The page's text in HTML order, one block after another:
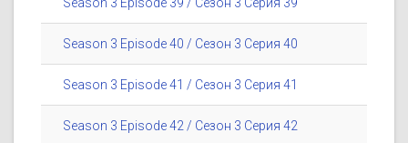
Season 3 Episode 39 / Сезон 3 Серия 39
Season 3 Episode 40 / Сезон 3 Серия 40
Season 3 Episode 41 / Сезон 3 Серия 41
Season 3 Episode 42 / Сезон 3 Серия 42